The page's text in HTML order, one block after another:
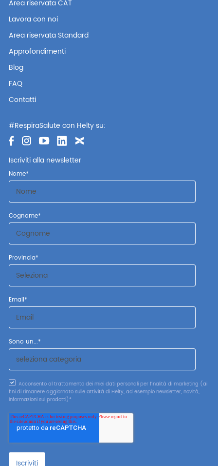
Area riservata CAT
Lavora con noi
Area riservata Standard
Approfondimenti
Blog
FAQ
Contatti
#RespiraSalute con Helty su:
Iscriviti alla newsletter
Nome*
Cognome*
Provincia*
Email*
Sono un...*
Acconsento al trattamento dei miei dati personali per finalità di marketing (ai
fini di rimanere aggiornato sulle attività di Helty, ad esempio newsletter, novità,
informazioni sui prodotti)*